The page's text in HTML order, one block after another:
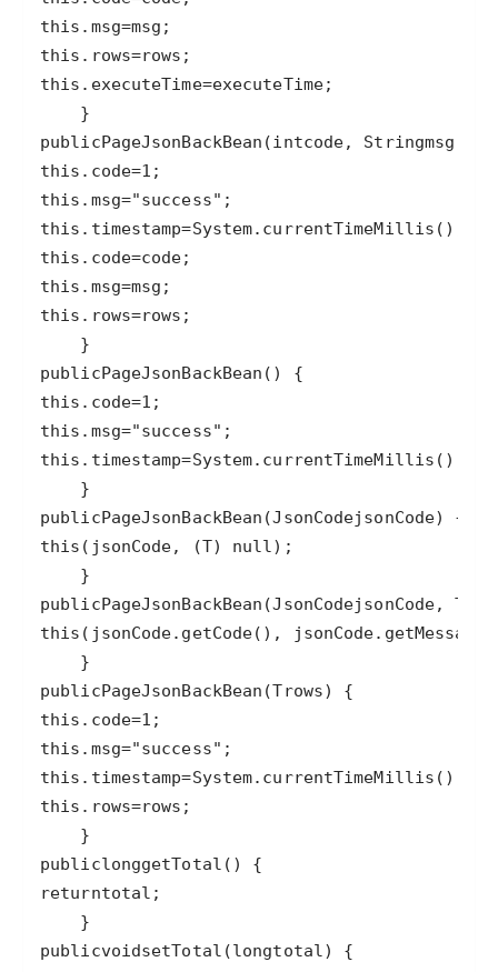
this . msg=msg
this . rows=rows
this . executeTime=executeTime
publicPageJsonBackBean (intcode, Stringmsg
this . code=1
this . msg="success"
this . timestamp=System. currentTimeMillis
this . code=code
this . msg=msg
this . rows=rows
publicPageJsonBackBean
this . code=1
this . msg="success"
this . timestamp=System. currentTimeMillis
publicPageJsonBackBean (JsonCodejsonCode
this ( jsonCode, (T) null
publicPageJsonBackBean (JsonCodejsonCode, T
this ( jsonCode. getCode(), jsonCode. getMessage
publicPageJsonBackBean (Trows
this . code=1
this . msg="success"
this . timestamp=System. currentTimeMillis
this . rows=rows
publiclonggetTotal
returntotal
publicvoidsetTotal (longtotal